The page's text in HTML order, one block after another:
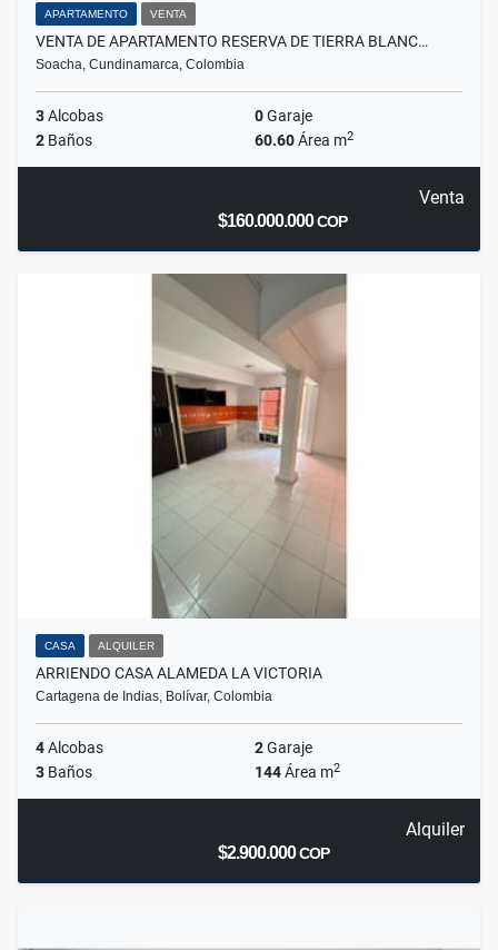
APARTAMENTO VENTA
VENTA DE APARTAMENTO RESERVA DE TIERRA BLANC…
Soacha, Cundinamarca, Colombia
3Alcobas 0Garaje
2 Baños 60.60Área m2
Venta
$160.000.000COP
CASA ALQUILER
ARRIENDO CASA ALAMEDA LA VICTORIA
Cartagena de Indias, Bolívar, Colombia
4Alcobas 2Garaje
3 Baños 144Área m2
Alquiler
$2.900.000COP